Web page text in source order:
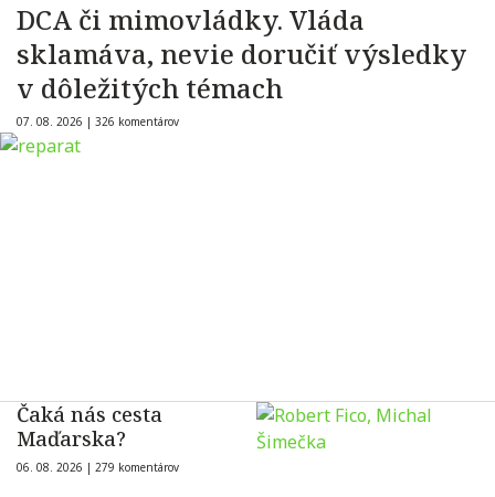
DCA či mimovládky. Vláda
sklamáva, nevie doručiť výsledky
v dôležitých témach
07. 08. 2026 | 326 komentárov
Čaká nás cesta
Maďarska?
06. 08. 2026 | 279 komentárov